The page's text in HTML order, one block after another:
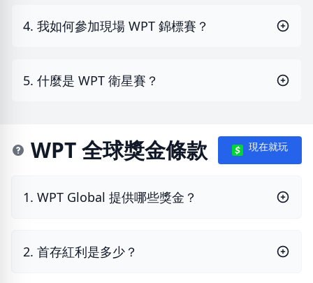
4. 我如何參加現場 WPT 錦標賽？
5. 什麼是 WPT 衛星賽？
WPT 全球獎金條款 現在就玩
1. WPT Global 提供哪些獎金？
2. 首存紅利是多少？